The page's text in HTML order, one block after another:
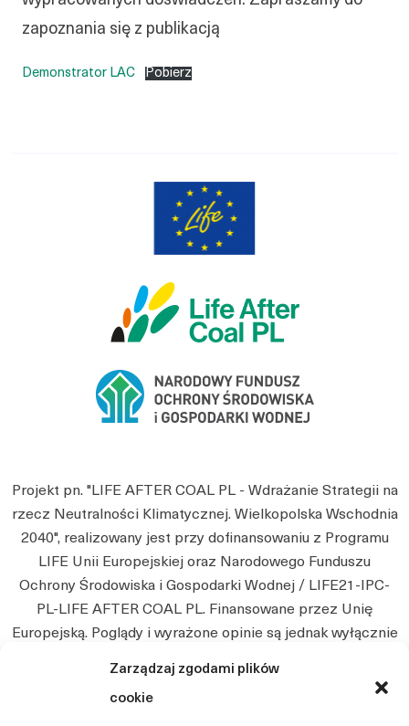
Zarządzaj zgodami plików
cookie
zapoznania się z publikacją
Demonstrator LAC Pobierz
Projekt pn. "LIFE AFTER COAL PL - Wdrażanie Strategii na
rzecz Neutralności Klimatycznej. Wielkopolska Wschodnia
2040", realizowany jest przy dofinansowaniu z Programu
LIFE Unii Europejskiej oraz Narodowego Funduszu
Ochrony Środowiska i Gospodarki Wodnej / LIFE21-IPC-
PL-LIFE AFTER COAL PL. Finansowane przez Unię
Europejską. Poglądy i wyrażone opinie są jednak wyłącznie
Unii Europejskiej. Ani Unia Europejska, ani instytucja
przyznająca nie będą ponosić jakiejkolwiek